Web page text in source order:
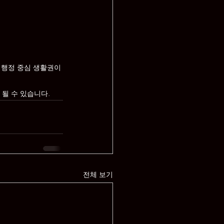
정 중심 생활권이
수 있습니다.
전체 보기